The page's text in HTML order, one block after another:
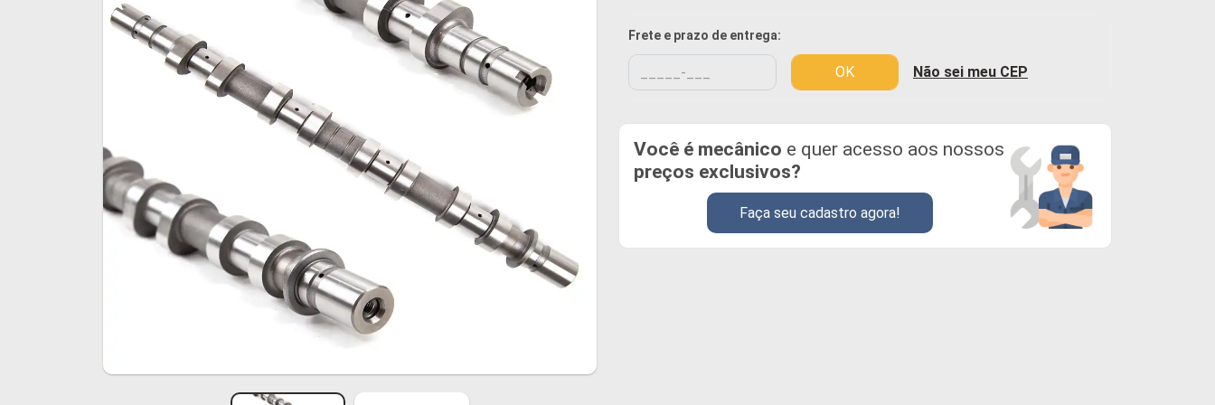
Frete e prazo de entrega:
OK Não sei meu CEP
Você é mecânico e quer acesso aos nossos
preços exclusivos?
Faça seu cadastro agora!